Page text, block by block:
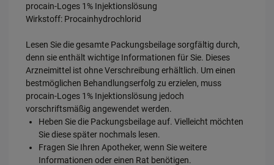
procain-Loges 1% Injektionslösung
Wirkstoff: Procainhydrochlorid
Lesen Sie die gesamte Packungsbeilage sorgfältig durch,
denn sie enthält wichtige Informationen für Sie. Dieses
Arzneimittel ist ohne Verschreibung erhältlich. Um einen
bestmöglichen Behandlungserfolg zu erzielen, muss
procain-Loges 1% Injektionslösung jedoch
vorschriftsmäßig angewendet werden.
Heben Sie die Packungsbeilage auf. Vielleicht möchten
Sie diese später nochmals lesen.
Fragen Sie Ihren Apotheker, wenn Sie weitere
Informationen oder einen Rat benötigen.